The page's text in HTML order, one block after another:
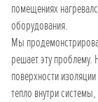
помещениях
оборудования.
Мы
решает эту проблему.
поверхности
тепло внутри